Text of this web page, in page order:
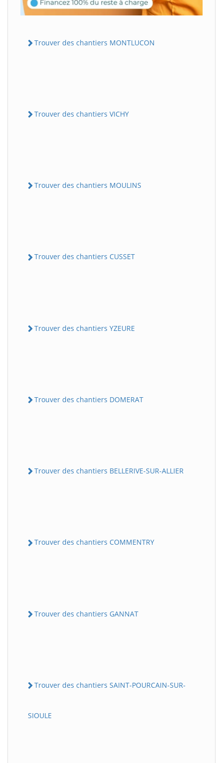
Trouver des chantiers MONTLUCON
Trouver des chantiers VICHY
Trouver des chantiers MOULINS
Trouver des chantiers CUSSET
Trouver des chantiers YZEURE
Trouver des chantiers DOMERAT
Trouver des chantiers BELLERIVE-SUR-ALLIER
Trouver des chantiers COMMENTRY
Trouver des chantiers GANNAT
Trouver des chantiers SAINT-POURCAIN-SUR-
SIOULE